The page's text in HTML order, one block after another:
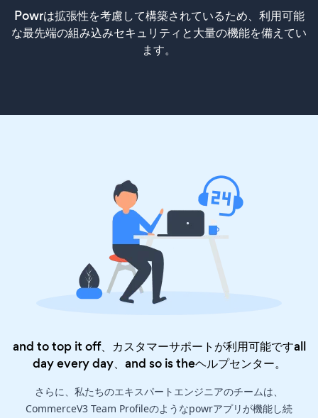
Powrは拡張性を考慮して構築されているため、利用可能
な最先端の組み込みセキュリティと大量の機能を備えてい
ます。
and to top it off、カスタマーサポートが利用可能ですall
day every day、and so is theヘルプセンター。
さらに、私たちのエキスパートエンジニアのチームは、
CommerceV3 Team Profileのようなpowrアプリが機能し続